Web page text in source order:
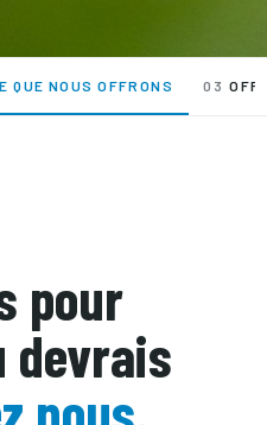
QUE NOUS OFFRONS 03
pour
devrais